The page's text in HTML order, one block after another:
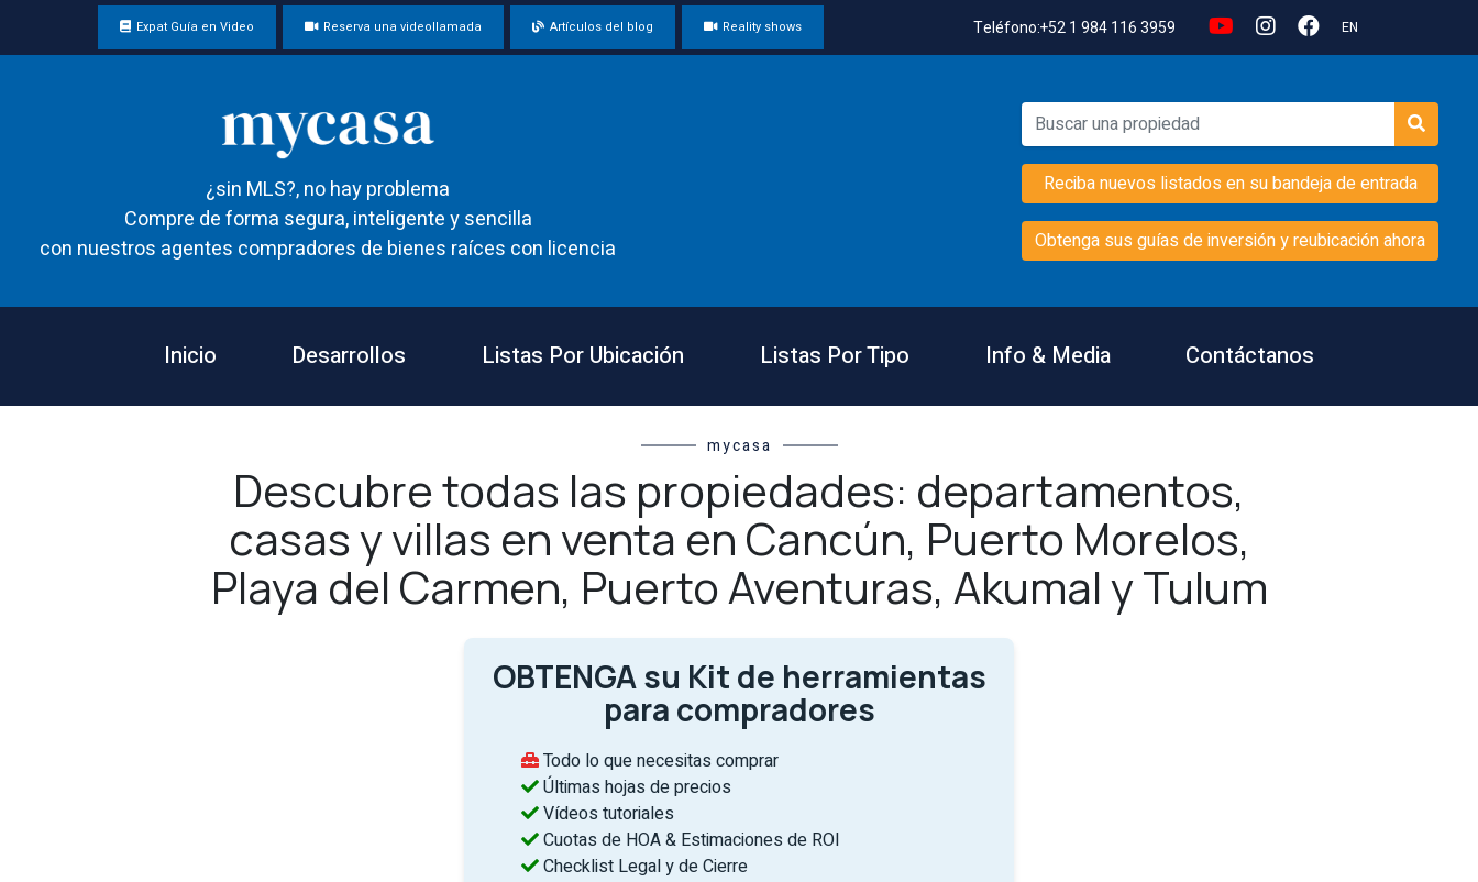
Expat Guía en Video Reserva una videollamada Artículos del blog Reality shows Teléfono:+52 1 984 116 3959 EN
¿sin MLS?, no hay problema
Compre de forma segura, inteligente y sencilla
con nuestros agentes compradores de bienes raíces con licencia
Reciba nuevos listados en su bandeja de entrada
Obtenga sus guías de inversión y reubicación ahora
Inicio Desarrollos Listas Por Ubicación Listas Por Tipo Info & Media Contáctanos
mycasa
Descubre todas las propiedades: departamentos,
casas y villas en venta en Cancún, Puerto Morelos,
Playa del Carmen, Puerto Aventuras, Akumal y Tulum
OBTENGA su Kit de herramientas
para compradores
Todo lo que necesitas comprar
Últimas hojas de precios
Vídeos tutoriales
Cuotas de HOA & Estimaciones de ROI
Checklist Legal y de Cierre